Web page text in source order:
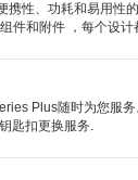
携性、功耗和易用性
件和附件 ，每个设计
Plus随时为您服
匙扣更换服务.